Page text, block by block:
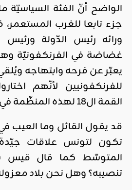
الواضح أنّ الفئة السياسيّة
جزء تابعا للغرب
ورائه رئيس الدّولة
غضاضة في الفرنكفونيّة
يعبّر عن فرحه وابتهاجه
للفرنكفونيين لأنّهم
القمة ال18 لهذه المنظّمة في نوفمبر 2020 .
قد يقول القائل وما العيب
تكون لتونس علاقات
المتوسّط كما قال
تنصيبه؟ وهل نحن بلاد